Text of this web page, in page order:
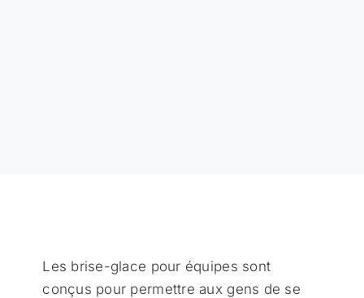
Les brise-glace pour équipes sont
conçus pour permettre aux gens de se